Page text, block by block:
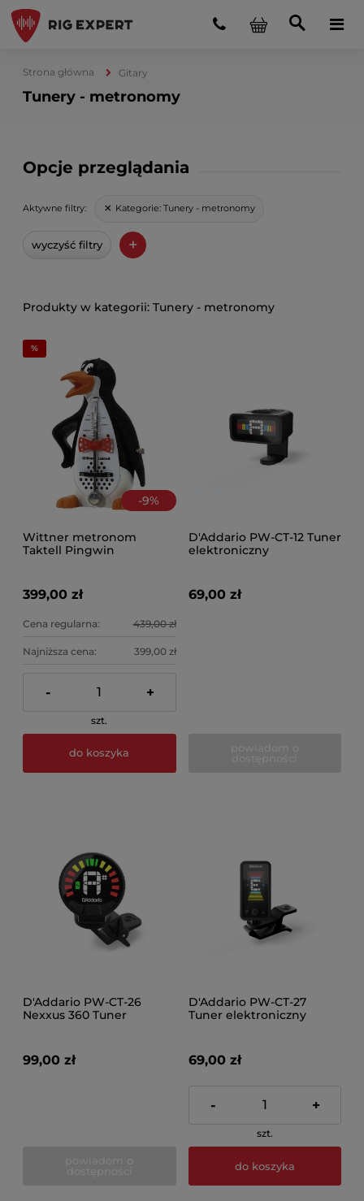
Strona główna Gitary
Tunery - metronomy
Opcje przeglądania
Aktywne filtry: Kategorie: Tunery - metronomy
wyczyść filtry +
Tunery - metronomy
-9%
Wittner metronom
Taktell Pingwin
399,00 zł
Cena regularna: 439,00 zł
Najniższa cena: 399,00 zł
- +
szt.
do koszyka
D'Addario PW-CT-12 Tuner
elektroniczny
69,00 zł
D'Addario PW-CT-26
Nexxus 360 Tuner
99,00 zł
D'Addario PW-CT-27
Tuner elektroniczny
69,00 zł
- +
szt.
do koszyka